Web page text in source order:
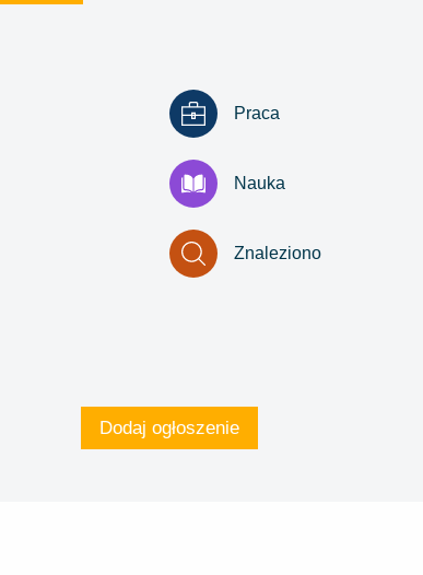
Praca
Nauka
Znaleziono
Dodaj ogłoszenie